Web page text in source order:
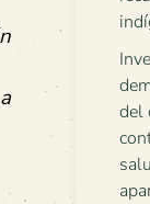
del